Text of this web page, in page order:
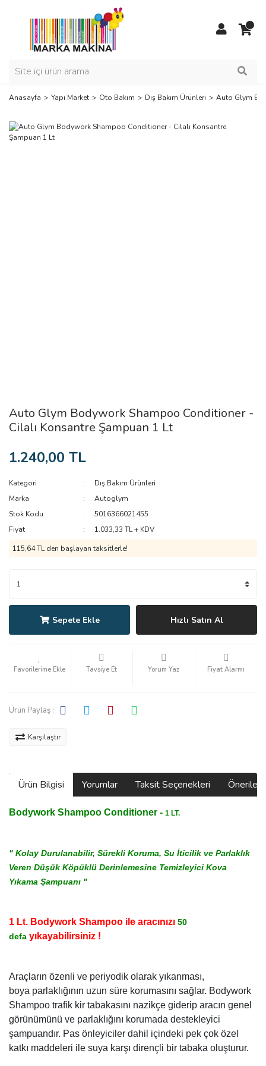
Anasayfa Yapı Market Oto Bakım Dış Bakım Ürünleri Auto Glym
Auto Glym Bodywork Shampoo Conditioner -
Cilalı Konsantre Şampuan 1 Lt
1.240,00 TL
Kategori
Dış Bakım Ürünleri
Marka
Autoglym
Stok Kodu
5016366021455
Fiyat
1.033,33 TL + KDV
115,64 TL den başlayan taksitlerle!
Sepete Ekle Hızlı Satın Al
Tavsiye Et Yorum Yaz Fiyat Alarmı
Ürün Paylaş :
Karşılaştır
Ürün Bilgisi Yorumlar Taksit Seçenekleri
Bodywork Shampoo Conditioner - 1 LT.
" Kolay Durulanabilir, Sürekli Koruma, Su İticilik ve Parlaklık
Veren Düşük Köpüklü Derinlemesine Temizleyici Kova
Yıkama Şampuanı "
1 Lt. Bodywork Shampoo ile aracınızı 50
defa yıkayabilirsiniz !
Araçların özenli ve periyodik olarak yıkanması,
boya parlaklığının uzun süre korumasını sağlar. Bodywork
Shampoo trafik kir tabakasını nazikçe giderip aracın genel
görünümünü ve parlaklığını korumada destekleyici
şampuandır. Pas önleyiciler dahil içindeki pek çok özel
katkı maddeleri ile suya karşı dirençli bir tabaka oluşturur.